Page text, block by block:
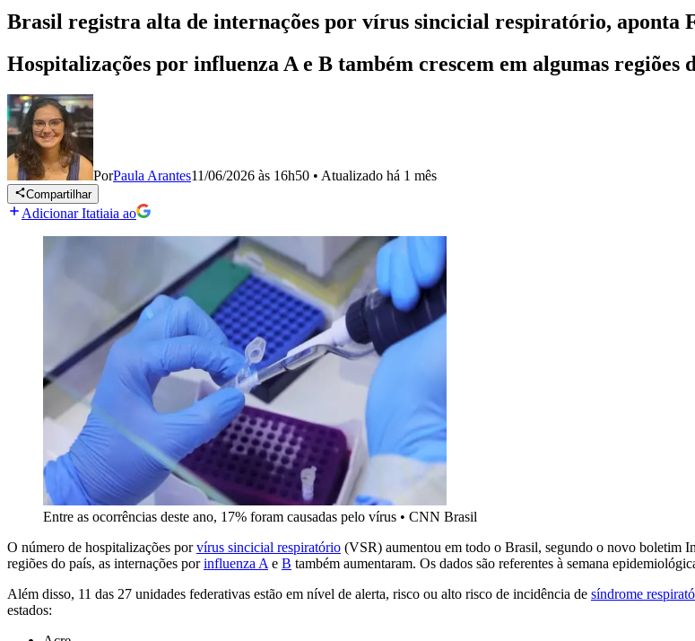
Brasil registra alta de internações por vírus sincicial respiratório, aponta
Hospitalizações por influenza A e B também crescem em algumas regiões
PorPaula Arantes11/06/2026 às 16h50 • Atualizado há 1 mês
Compartilhar
Adicionar Itatiaia ao
Entre as ocorrências deste ano, 17% foram causadas pelo vírus • CNN Brasil
O número de hospitalizações porvírus sincicial respiratório (VSR) aumentou em todo o Brasil, segundo o novo boletim
regiões do país, as internações porinfluenza A e B também aumentaram. Os dados são referentes à semana
Além disso, 11 das 27 unidades federativas estão em nível de alerta, risco ou alto risco de incidência de síndrome
estados: